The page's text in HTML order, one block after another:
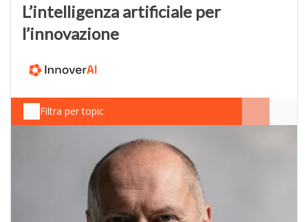
L’intelligenza artificiale per
l’innovazione
Filtra per topic